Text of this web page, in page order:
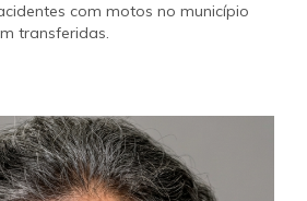
com motos no município
transferidas.